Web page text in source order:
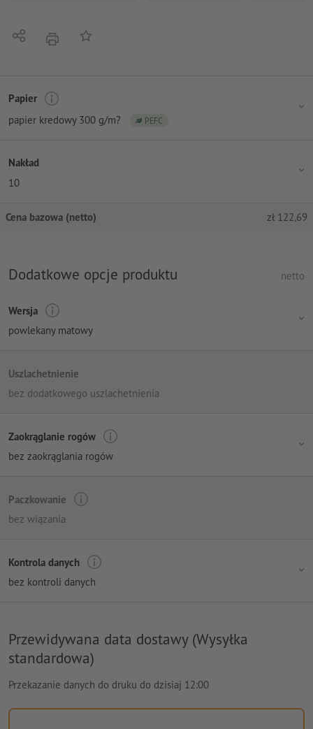
UdostępnijNacisnąćDo listy obserwowanych
Papier
papier kredowy 300 g/m?
PEFC
Nakład
10
Cena bazowa (netto) zł 122,69
Dodatkowe opcje produktu netto
Wersja
powlekany matowy
Uszlachetnienie
bez dodatkowego uszlachetnienia
Zaokrąglanie rogów
bez zaokrąglania rogów
Paczkowanie
bez wiązania
Kontrola danych
bez kontroli danych
Przewidywana data dostawy (Wysyłka
standardowa)
Przekazanie danych do druku do dzisiaj 12:00